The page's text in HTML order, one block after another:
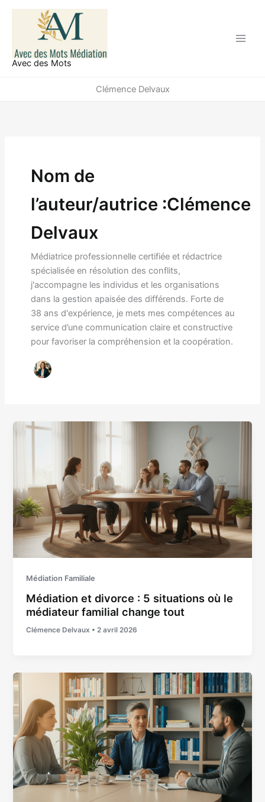
Aller
Avec des Mots
Clémence Delvaux
Nom de
l’auteur/autrice :Clémence
Delvaux
Médiatrice professionnelle certifiée et rédactrice
spécialisée en résolution des conflits,
j'accompagne les individus et les organisations
dans la gestion apaisée des différends. Forte de
38 ans d'expérience, je mets mes compétences au
service d’une communication claire et constructive
pour favoriser la compréhension et la coopération.
Médiation Familiale
Médiation et divorce : 5 situations où le
médiateur familial change tout
Clémence Delvaux •2 avril 2026